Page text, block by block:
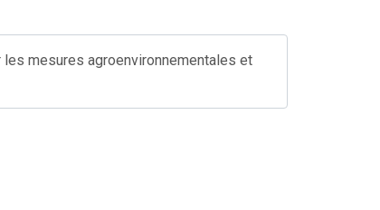
mesures agroenvironnementales et